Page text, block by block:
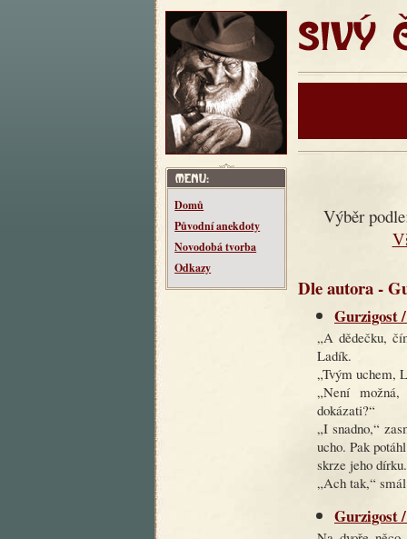
SIVÝ
Domů
Původní anekdoty
Novodobá tvorba
Odkazy
Výběr
Dle autora -
Gurzigost
„A dědečku,
Ladík.
„Tvým uchem,
„Není
dokázati?“
„I snadno,“
ucho. Pak
skrze jeho dírku.
„Ach tak,“
Gurzigost